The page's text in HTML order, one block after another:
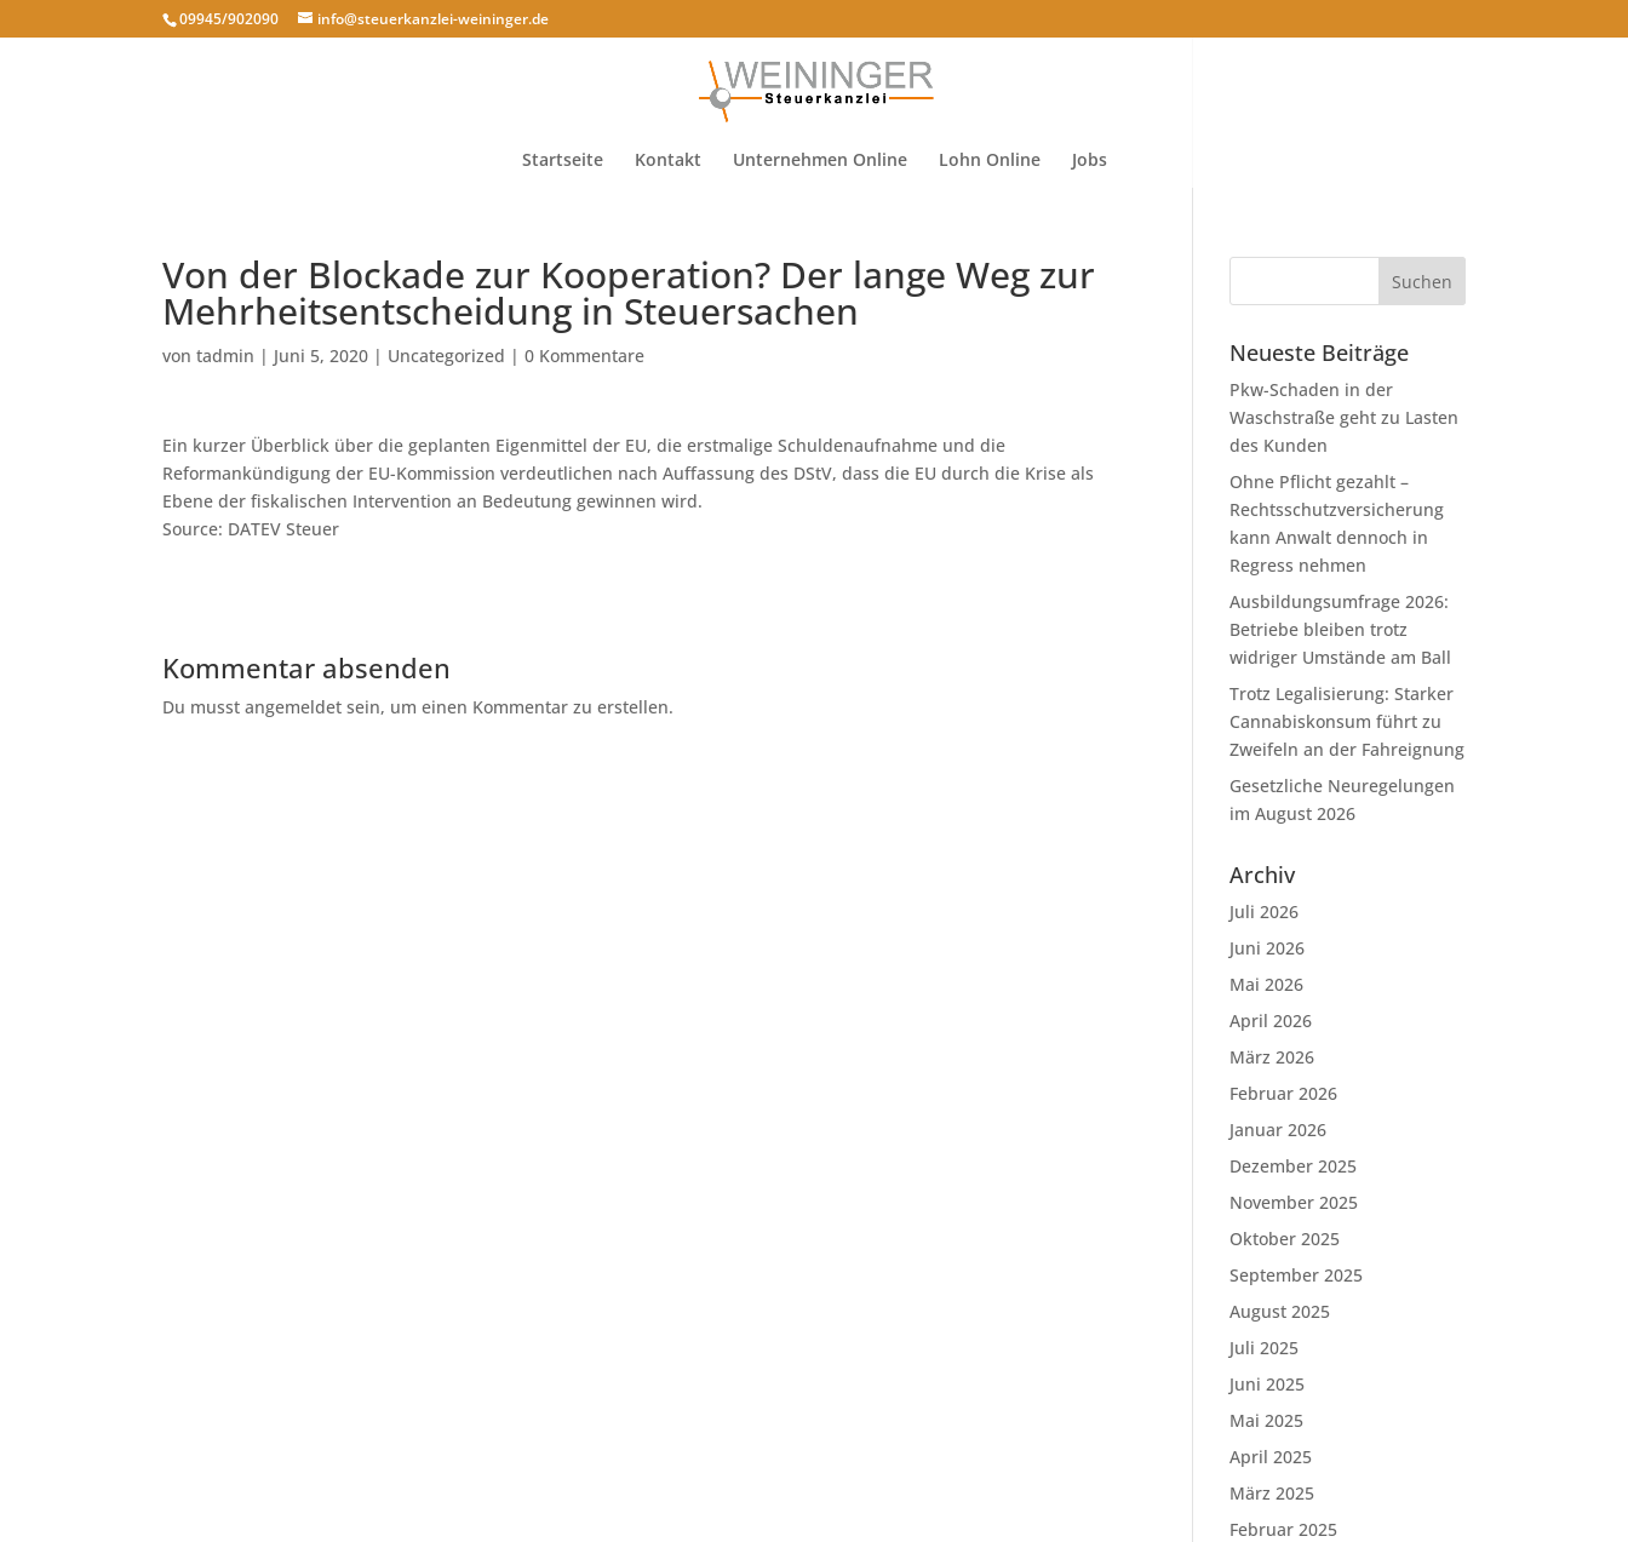
09945/902090 info@steuerkanzlei-weininger.de
Startseite Kontakt Unternehmen Online Lohn Online Jobs
Von der Blockade zur Kooperation? Der lange Weg zur
Mehrheitsentscheidung in Steuersachen
vontadmin | Juni 5, 2020 | Uncategorized |0 Kommentare
Ein kurzer Überblick über die geplanten Eigenmittel der EU, die erstmalige Schuldenaufnahme und die
Reformankündigung der EU-Kommission verdeutlichen nach Auffassung des DStV, dass die EU durch die Krise als
Ebene der fiskalischen Intervention an Bedeutung gewinnen wird.
Source: DATEV Steuer
Kommentar absenden
Du musst angemeldet sein, um einen Kommentar zu erstellen.
Neueste Beiträge
Pkw-Schaden in der
Waschstraße geht zu Lasten
des Kunden
Ohne Pflicht gezahlt –
Rechtsschutzversicherung
kann Anwalt dennoch in
Regress nehmen
Ausbildungsumfrage 2026:
Betriebe bleiben trotz
widriger Umstände am Ball
Trotz Legalisierung: Starker
Cannabiskonsum führt zu
Zweifeln an der Fahreignung
Gesetzliche Neuregelungen
im August 2026
Archiv
Juli 2026
Juni 2026
Mai 2026
April 2026
März 2026
Februar 2026
Januar 2026
Dezember 2025
November 2025
Oktober 2025
September 2025
August 2025
Juli 2025
Juni 2025
Mai 2025
April 2025
März 2025
Februar 2025